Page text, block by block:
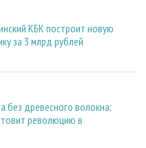
КБК построит новую
за 3 млрд рублей
без древесного волокна:
революцию в